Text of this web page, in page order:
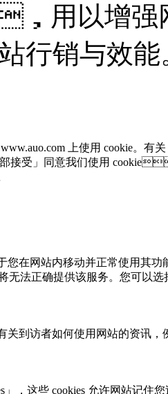
用以增强网
站行销与效
上使用 cookie。有关
接受」同意我们使用
您在网站内移动并正常使用其功能
法正确提供该服务。您可以
关到访者如何使用网站的资讯
，这些 cookies 允许网站记住您